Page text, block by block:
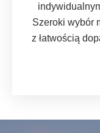
Szeroki wybór
z łatwością